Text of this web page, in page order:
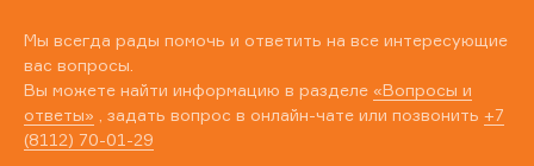
Мы всегда рады помочь и ответить на все интересующие
вас вопросы.
Вы можете найти информацию в разделе «Вопросы и
ответы» , задать вопрос в онлайн-чате или позвонить +7
(8112) 70-01-29